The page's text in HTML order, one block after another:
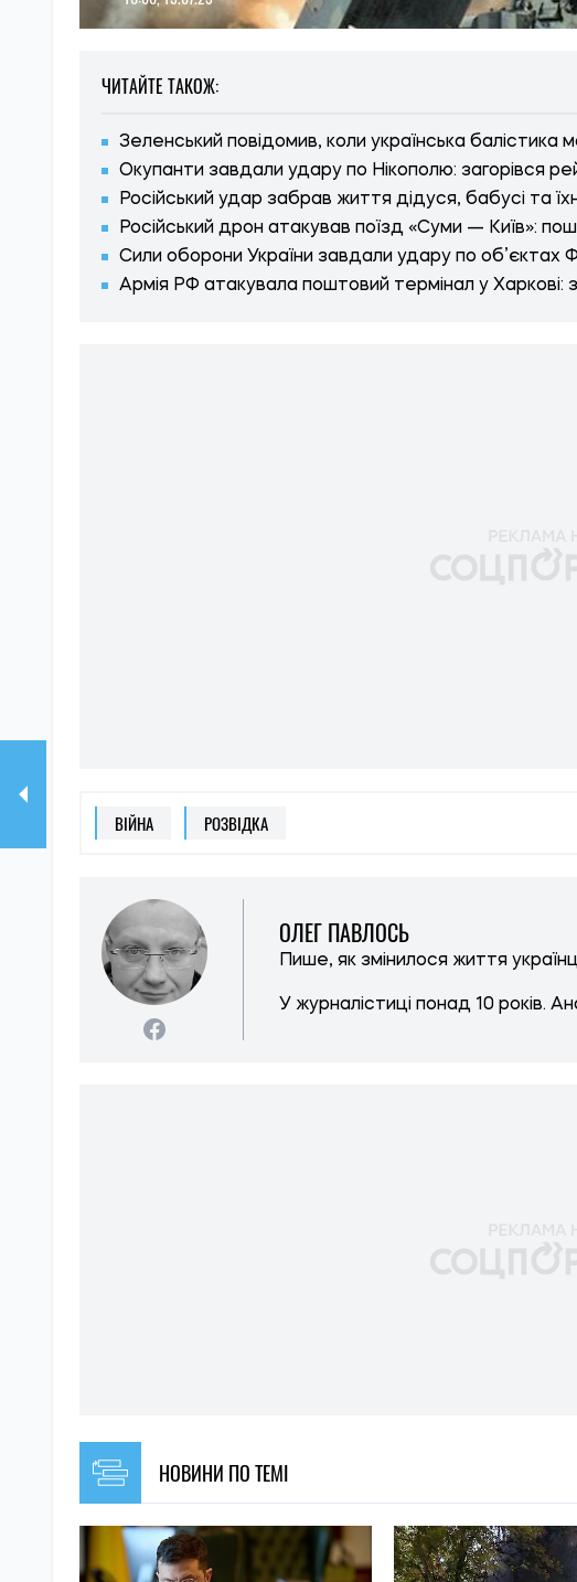
ЧИТАЙТЕ ТАКОЖ:
Зеленський повідомив, коли українська
Окупанти завдали удару по Нікополю: загорівся
Російський удар забрав життя дідуся, бабусі та
Російський дрон атакував поїзд «Суми — Київ»:
Сили оборони України завдали удару по об’єктах
Армія РФ атакувала поштовий термінал у Харкові:
ВІЙНА РОЗВІДКА
ОЛЕГ ПАВЛОСЬ
Пише, як змінилося життя
У журналістиці понад 10 років.
НОВИНИ ПО ТЕМІ